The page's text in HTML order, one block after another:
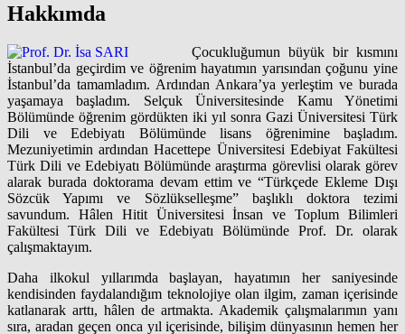
Hakkımda
Çocukluğumun büyük bir kısmını
İstanbul’da geçirdim ve öğrenim hayatımın yarısından çoğunu yine
İstanbul’da tamamladım. Ardından Ankara’ya yerleştim ve burada
yaşamaya başladım. Selçuk Üniversitesinde Kamu Yönetimi
Bölümünde öğrenim gördükten iki yıl sonra Gazi Üniversitesi Türk
Dili ve Edebiyatı Bölümünde lisans öğrenimine başladım.
Mezuniyetimin ardından Hacettepe Üniversitesi Edebiyat Fakültesi
Türk Dili ve Edebiyatı Bölümünde araştırma görevlisi olarak görev
alarak burada doktorama devam ettim ve “Türkçede Ekleme Dışı
Sözcük Yapımı ve Sözlükselleşme” başlıklı doktora tezimi
savundum. Hâlen Hitit Üniversitesi İnsan ve Toplum Bilimleri
Fakültesi Türk Dili ve Edebiyatı Bölümünde Prof. Dr. olarak
çalışmaktayım.
Daha ilkokul yıllarımda başlayan, hayatımın her saniyesinde
kendisinden faydalandığım teknolojiye olan ilgim, zaman içerisinde
katlanarak arttı, hâlen de artmakta. Akademik çalışmalarımın yanı
sıra, aradan geçen onca yıl içerisinde, bilişim dünyasının hemen her